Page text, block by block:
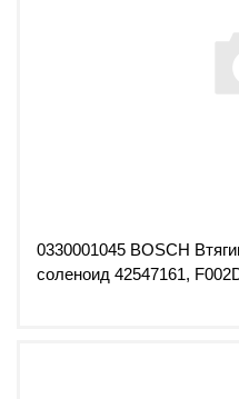
0330001045 BOSCH
соленоид 42547161,